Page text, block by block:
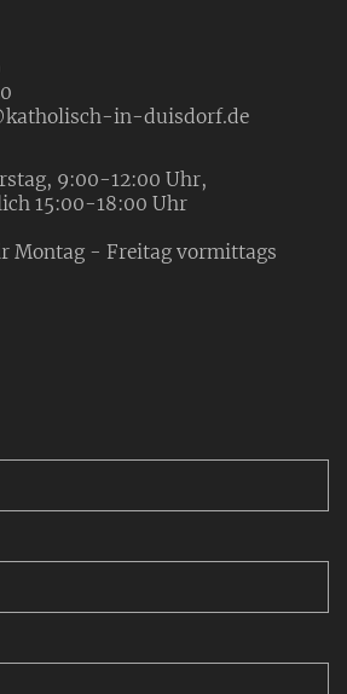
in-duisdorf.de
9:00-12:00 Uhr,
15:00-18:00 Uhr
Montag - Freitag vormittags